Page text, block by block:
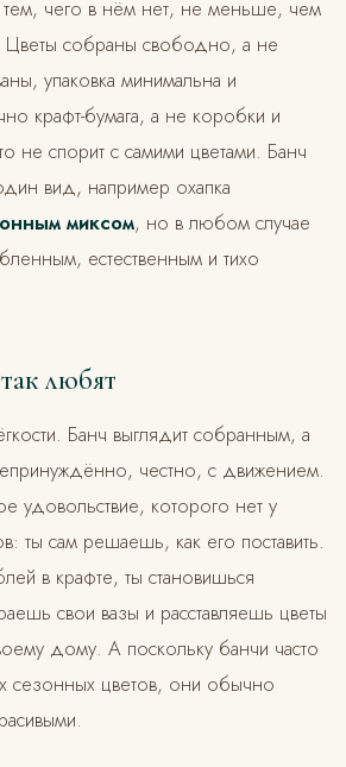
тем, чего в нём нет, не меньше, чем
Цветы собраны свободно, а не
упаковка минимальна и
крафт-бумага, а не коробки и
не спорит с самими цветами. Банч
вид, например охапка
миксом, но в любом случае
естественным и тихо
любят
Банч выглядит собранным, а
честно, с движением.
удовольствие, которого нет у
ты сам решаешь, как его поставить.
в крафте, ты становишься
свои вазы и расставляешь цветы
дому. А поскольку банчи часто
сезонных цветов, они обычно